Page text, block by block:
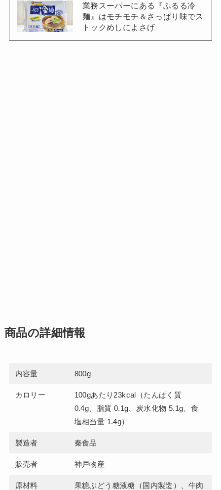
業務スーパーにある『ふるる冷
麺』はモチモチ＆さっぱり味でス
トックめしによさげ
商品の詳細情報
内容量 800g
カロリー
100gあたり23kcal（たんぱく質
0.4g、脂質 0.1g、炭水化物 5.1g、食
塩相当量 1.4g）
製造者 秦食品
販売者 神戸物産
原材料 果糖ぶどう糖液糖（国内製造）、牛肉